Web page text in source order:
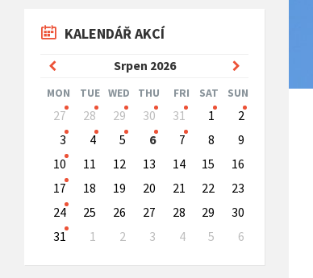
KALENDÁŘ AKCÍ
Srpen 2026
Previous
Month
Month
MON TUE WED THU FRI SAT SUN
Skip
calendar
days
27 28 29 30 31 1
2
3
4 5 6 7 8
9
10
11 12 13 14 15
16
17
18 19 20 21 22
23
24
25 26 27 28 29
30
31
1 2 3 4 5
6
to